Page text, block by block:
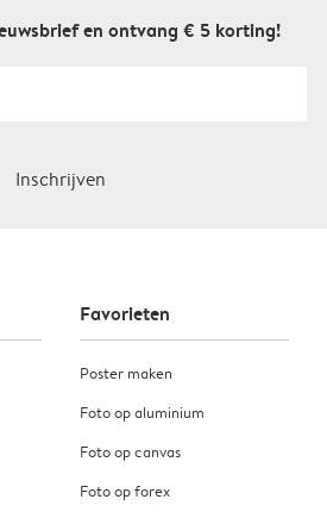
en ontvang € 5 korting!
Inschrijven
Favorieten
Poster maken
Foto op aluminium
Foto op canvas
Foto op forex